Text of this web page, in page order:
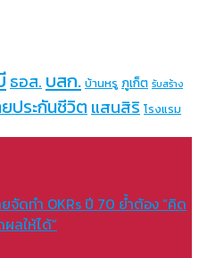
ธอส. บสก. บ้านหรู ภูเก็ต รับสร้าง
ประกันชีวิต แสนสิริ โรงแรม
จัดทำ OKRs ปี 70 ย้ำต้อง “คิด
ลให้ได้”